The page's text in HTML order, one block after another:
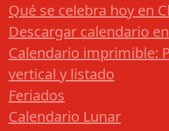
Qué se celebra hoy en
Descargar calendario
Calendario imprimible:
vertical y listado
Feriados
Calendario Lunar